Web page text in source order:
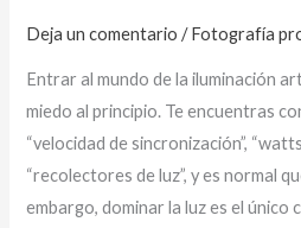
Deja un comentario /Fotografía
Entrar al mundo de la iluminación
miedo al principio. Te encuentras
“velocidad de sincronización”,
“recolectores de luz”, y es normal
embargo, dominar la luz es el único
tu